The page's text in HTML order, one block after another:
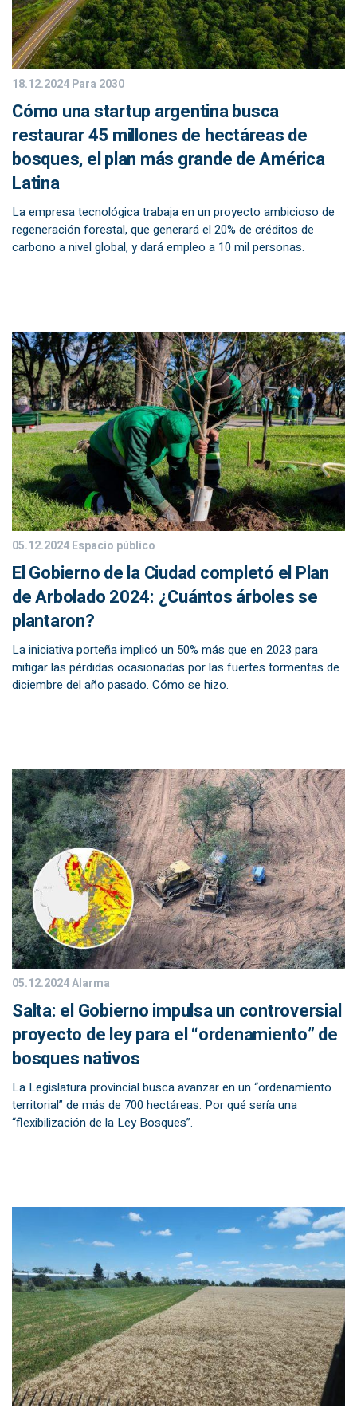
18.12.2024Para 2030
Cómo una startup argentina busca
restaurar 45 millones de hectáreas de
bosques, el plan más grande de América
Latina
La empresa tecnológica trabaja en un proyecto ambicioso de
regeneración forestal, que generará el 20% de créditos de
carbono a nivel global, y dará empleo a 10 mil personas.
05.12.2024Espacio público
El Gobierno de la Ciudad completó el Plan
de Arbolado 2024: ¿Cuántos árboles se
plantaron?
La iniciativa porteña implicó un 50% más que en 2023 para
mitigar las pérdidas ocasionadas por las fuertes tormentas de
diciembre del año pasado. Cómo se hizo.
05.12.2024Alarma
Salta: el Gobierno impulsa un controversial
proyecto de ley para el “ordenamiento” de
bosques nativos
La Legislatura provincial busca avanzar en un “ordenamiento
territorial” de más de 700 hectáreas. Por qué sería una
“flexibilización de la Ley Bosques”.